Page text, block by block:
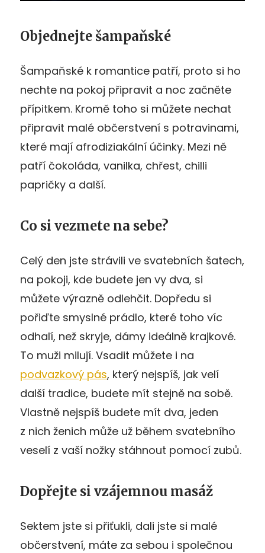
Objednejte šampaňské
Šampaňské k romantice patří, proto si ho
nechte na pokoj připravit a noc začněte
přípitkem. Kromě toho si můžete nechat
připravit malé občerstvení s potravinami,
které mají afrodiziakální účinky. Mezi ně
patří čokoláda, vanilka, chřest, chilli
papričky a další.
Co si vezmete na sebe?
Celý den jste strávili ve svatebních šatech,
na pokoji, kde budete jen vy dva, si
můžete výrazně odlehčit. Dopředu si
pořiďte smyslné prádlo, které toho víc
odhalí, než skryje, dámy ideálně krajkové.
To muži milují. Vsadit můžete i na
podvazkový pás, který nejspíš, jak velí
další tradice, budete mít stejně na sobě.
Vlastně nejspíš budete mít dva, jeden
z nich ženich může už během svatebního
veselí z vaší nožky stáhnout pomocí zubů.
Dopřejte si vzájemnou masáž
Sektem jste si přiťukli, dali jste si malé
občerstvení, máte za sebou i společnou